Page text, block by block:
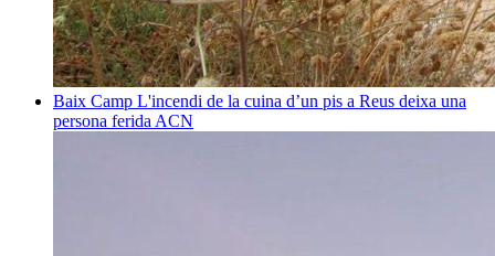
Baix Camp L'incendi de la cuina d’un pis a Reus deixa una
persona ferida ACN